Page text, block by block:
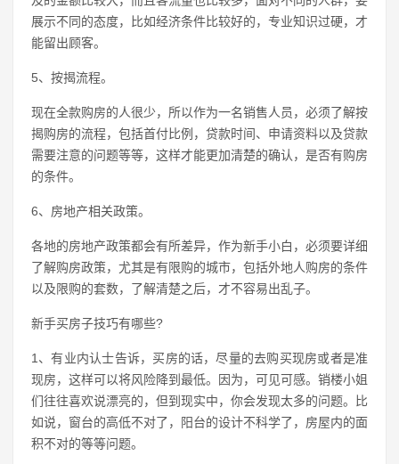
展示不同的态度，比如经济条件比较好的，专业知识过硬，才
能留出顾客。
5、按揭流程。
现在全款购房的人很少，所以作为一名销售人员，必须了解按
揭购房的流程，包括首付比例，贷款时间、申请资料以及贷款
需要注意的问题等等，这样才能更加清楚的确认，是否有购房
的条件。
6、房地产相关政策。
各地的房地产政策都会有所差异，作为新手小白，必须要详细
了解购房政策，尤其是有限购的城市，包括外地人购房的条件
以及限购的套数，了解清楚之后，才不容易出乱子。
新手买房子技巧有哪些?
1、有业内认士告诉，买房的话，尽量的去购买现房或者是准
现房，这样可以将风险降到最低。因为，可见可感。销楼小姐
们往往喜欢说漂亮的，但到现实中，你会发现太多的问题。比
如说，窗台的高低不对了，阳台的设计不科学了，房屋内的面
积不对的等等问题。